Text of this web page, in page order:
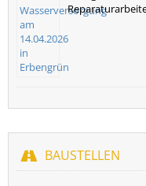
BAUSTELLEN